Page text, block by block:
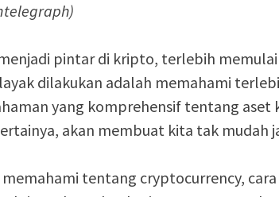
pintar di kripto, terlebih
dilakukan adalah memahami
yang komprehensif tentang
akan membuat kita tak mudah
tentang cryptocurrency,